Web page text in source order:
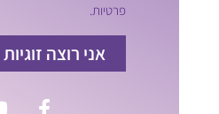
פרטיות.
אני רוצה